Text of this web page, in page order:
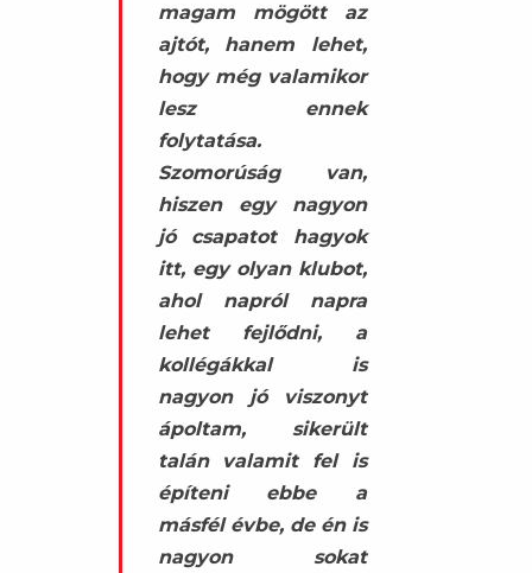
magam mögött az
ajtót, hanem lehet,
hogy még valamikor
lesz ennek
folytatása.
Szomorúság van,
hiszen egy nagyon
jó csapatot hagyok
itt, egy olyan klubot,
ahol napról napra
lehet fejlődni, a
kollégákkal is
nagyon jó viszonyt
ápoltam, sikerült
talán valamit fel is
építeni ebbe a
másfél évbe, de én is
nagyon sokat